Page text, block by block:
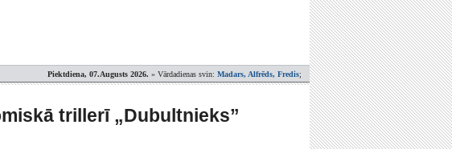
Piektdiena, 07.Augusts 2026. » Vārdadienas svin: Madars, Alfrēds, Fredis;
trillerī „Dubultnieks”